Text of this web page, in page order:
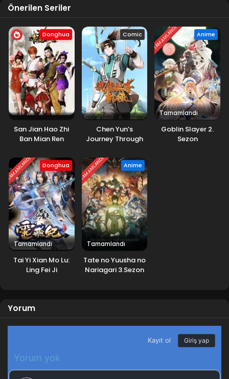
Önerilen Seriler
Donghua
San Jian Hao Zhi
Ban Mian Ren
Comic
Chen Yun’s
Journey Through
TAMAMLANDI Anime
Tamamlandı
Goblin Slayer 2.
Sezon
TAMAMLANDI Donghua
Tamamlandı
Tai Yi Xian Mo Lu:
Ling Fei Ji
TAMAMLANDI Anime
Tamamlandı
Tate no Yuusha no
Nariagari 3.Sezon
Yorum